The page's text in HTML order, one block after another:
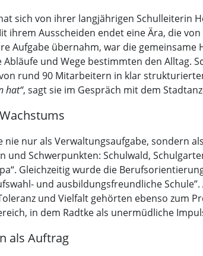
sich von ihrer langjährigen Schulleiterin
ihrem Ausscheiden endet eine Ära, die
Aufgabe übernahm, war die
und Wege bestimmten den Alltag.
rund 90 Mitarbeitern in klar
hat“, sagt sie im Gespräch mit dem
nie nur als Verwaltungsaufgabe, sondern
und Schwerpunkten: Schulwald,
Gleichzeitig wurde die
und ausbildungsfreundliche
und Vielfalt gehörten ebenso zum
in dem Radtke als unermüdliche
als Auftrag